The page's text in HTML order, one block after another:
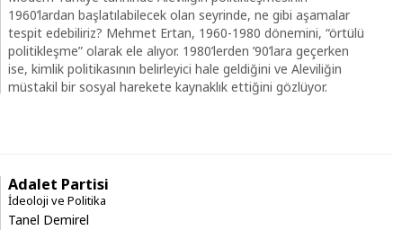
1960’lardan başlatılabilecek olan seyrinde, ne gibi aşamalar
tespit edebiliriz? Mehmet Ertan, 1960-1980 dönemini, “örtülü
politikleşme” olarak ele alıyor. 1980’lerden ’90’lara geçerken
ise, kimlik politikasının belirleyici hale geldiğini ve Aleviliğin
müstakil bir sosyal harekete kaynaklık ettiğini gözlüyor.
Adalet Partisi
İdeoloji ve Politika
Tanel Demirel